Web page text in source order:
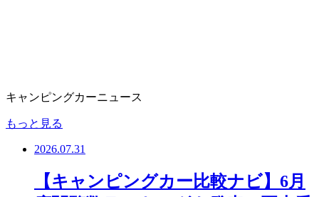
キャンピングカーニュース
もっと見る
2026.07.31
【キャンピングカー比較ナビ】6月